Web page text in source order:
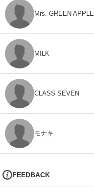
Mrs. GREEN APPLE
M!LK
CLASS SEVEN
モナキ
FEEDBACK